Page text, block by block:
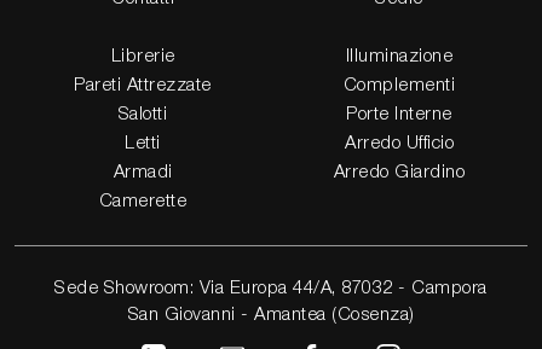
Librerie
Pareti Attrezzate
Salotti
Letti
Armadi
Camerette
Illuminazione
Complementi
Porte Interne
Arredo Ufficio
Arredo Giardino
Sede Showroom: Via Europa 44/A, 87032 - Campora
San Giovanni - Amantea (Cosenza)